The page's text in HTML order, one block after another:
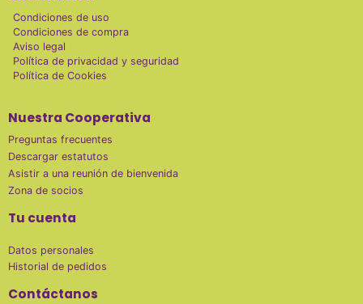
Condiciones de uso
Condiciones de compra
Aviso legal
Política de privacidad y seguridad
Política de Cookies
Nuestra Cooperativa
Preguntas frecuentes
Descargar estatutos
Asistir a una reunión de bienvenida
Zona de socios
Tu cuenta
Datos personales
Historial de pedidos
Contáctanos